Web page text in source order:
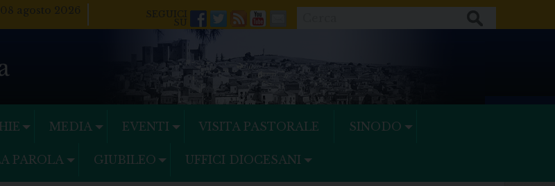
agosto 2026
Facebook
Twitter
FeedsYoutube
Mail
MEDIA EVENTI VISITA PASTORALE SINODO
PAROLA GIUBILEO UFFICI DIOCESANI